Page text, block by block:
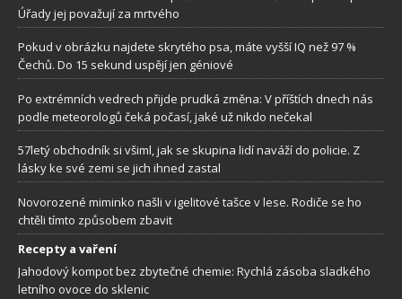
Úřady jej považují za mrtvého
Pokud v obrázku najdete skrytého psa, máte vyšší IQ než 97 %
Čechů. Do 15 sekund uspějí jen géniové
Po extrémních vedrech přijde prudká změna: V příštích dnech nás
podle meteorologů čeká počasí, jaké už nikdo nečekal
57letý obchodník si všiml, jak se skupina lidí naváží do policie. Z
lásky ke své zemi se jich ihned zastal
Novorozené miminko našli v igelitové tašce v lese. Rodiče se ho
chtěli tímto způsobem zbavit
Recepty a vaření
Jahodový kompot bez zbytečné chemie: Rychlá zásoba sladkého
letního ovoce do sklenic